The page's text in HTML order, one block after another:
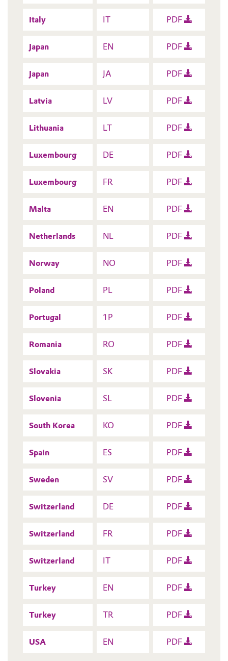
Italy IT PDF
Japan EN PDF
Japan JA PDF
Latvia LV PDF
Lithuania LT PDF
Luxembourg DE PDF
Luxembourg FR PDF
Malta EN PDF
Netherlands NL PDF
Norway NO PDF
Poland PL PDF
Portugal 1P PDF
Romania RO PDF
Slovakia SK PDF
Slovenia SL PDF
South Korea KO PDF
Spain ES PDF
Sweden SV PDF
Switzerland DE PDF
Switzerland FR PDF
Switzerland IT PDF
Turkey EN PDF
Turkey TR PDF
USA EN PDF